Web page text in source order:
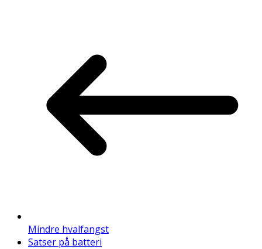
Mindre hvalfangst
Satser på batteri